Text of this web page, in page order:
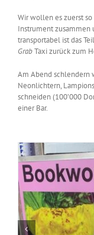
Wir wollen es zuerst so
Instrument zusammen
transportabel ist das
GrabTaxi zurück zum
Am Abend schlendern
Neonlichtern,
schneiden (100’000
einer Bar.